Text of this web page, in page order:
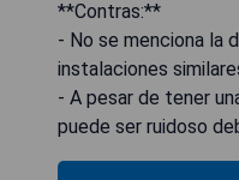
**Contras:**
- No se menciona la
instalaciones
- A pesar de tener
puede ser ruidoso